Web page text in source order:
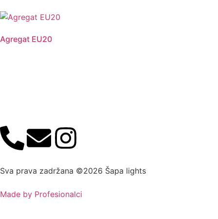
Agregat EU20
Sva prava zadržana ©2026 Šapa lights
Made by Profesionalci